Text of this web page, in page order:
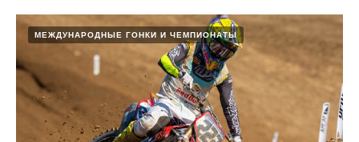
МЕЖДУНАРОДНЫЕ ГОНКИ И ЧЕМПИОНАТЫ